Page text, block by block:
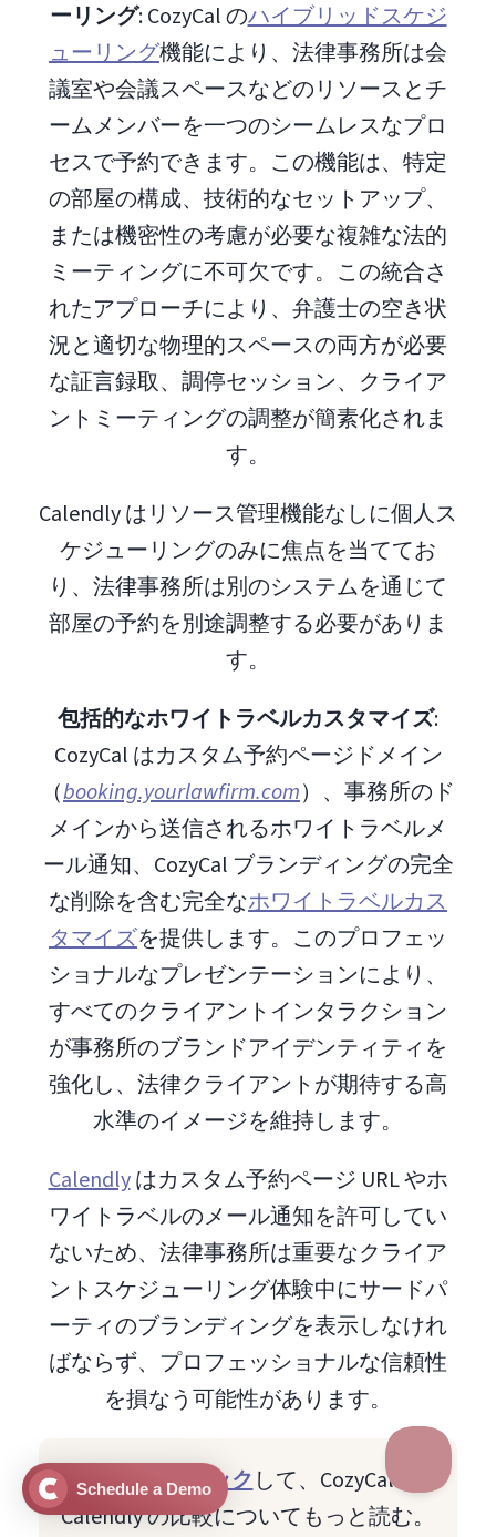
ーリング: CozyCal のハイブリッドスケジ
ューリング機能により、法律事務所は会
議室や会議スペースなどのリソースとチ
ームメンバーを一つのシームレスなプロ
セスで予約できます。この機能は、特定
の部屋の構成、技術的なセットアップ、
または機密性の考慮が必要な複雑な法的
ミーティングに不可欠です。この統合さ
れたアプローチにより、弁護士の空き状
況と適切な物理的スペースの両方が必要
な証言録取、調停セッション、クライア
ントミーティングの調整が簡素化されま
す。
Calendly はリソース管理機能なしに個人ス
ケジューリングのみに焦点を当ててお
り、法律事務所は別のシステムを通じて
部屋の予約を別途調整する必要がありま
す。
包括的なホワイトラベルカスタマイズ:
CozyCal はカスタム予約ページドメイン
（booking.yourlawfirm.com）、事務所のド
メインから送信されるホワイトラベルメ
ール通知、CozyCal ブランディングの完全
な削除を含む完全なホワイトラベルカス
タマイズを提供します。このプロフェッ
ショナルなプレゼンテーションにより、
すべてのクライアントインタラクション
が事務所のブランドアイデンティティを
強化し、法律クライアントが期待する高
水準のイメージを維持します。
Calendlyはカスタム予約ページ URL やホ
ワイトラベルのメール通知を許可してい
ないため、法律事務所は重要なクライア
ントスケジューリング体験中にサードパ
ーティのブランディングを表示しなけれ
ばならず、プロフェッショナルな信頼性
を損なう可能性があります。
こちらをクリック して、CozyCal と
Calendly の比較についてもっと読む。
Schedule a Demo